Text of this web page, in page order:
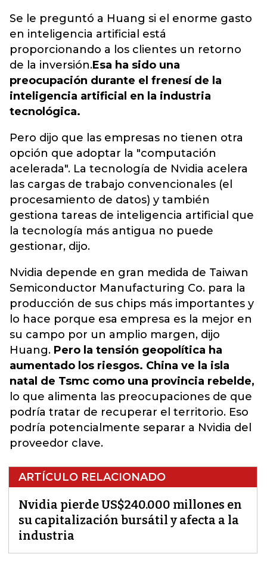
Se le preguntó a Huang si el enorme gasto
en inteligencia artificial está
proporcionando a los clientes un retorno
de la inversión.Esa ha sido una
preocupación durante el frenesí de la
inteligencia artificial en la industria
tecnológica.
Pero dijo que las empresas no tienen otra
opción que adoptar la "computación
acelerada". La tecnología de Nvidia acelera
las cargas de trabajo convencionales (el
procesamiento de datos) y también
gestiona tareas de inteligencia artificial que
la tecnología más antigua no puede
gestionar, dijo.
Nvidia depende en gran medida de Taiwan
Semiconductor Manufacturing Co. para la
producción de sus chips más importantes y
lo hace porque esa empresa es la mejor en
su campo por un amplio margen, dijo
Huang. Pero la tensión geopolítica ha
aumentado los riesgos. China ve la isla
natal de Tsmc como una provincia rebelde,
lo que alimenta las preocupaciones de que
podría tratar de recuperar el territorio. Eso
podría potencialmente separar a Nvidia del
proveedor clave.
ARTÍCULO RELACIONADO
Nvidia pierde US$240.000 millones en
su capitalización bursátil y afecta a la
industria